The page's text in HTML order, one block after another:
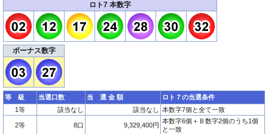
ロト7 本数字
ボーナス数字
等 級 当選口数 当 選 金 額
ロト７の当選条件
1等
該当なし 該当なし 本数字7個と全て一致
2等 8口 9,329,400円
本数字6個＋Ｂ数字2個のうち1個
と一致